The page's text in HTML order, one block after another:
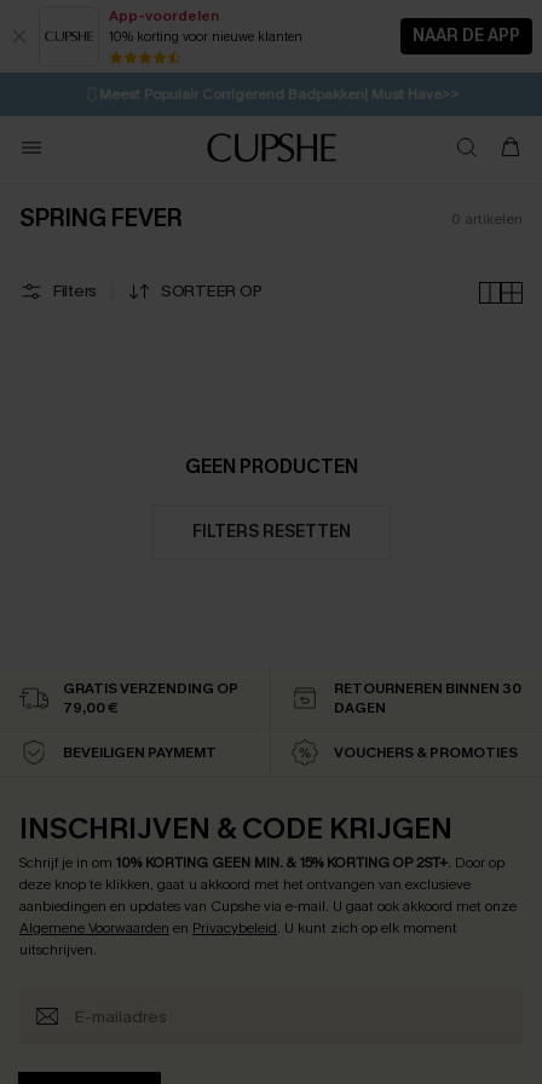
App-voordelen
10% korting voor nieuwe klanten NAAR DE APP
⚡️LAATSTE KANS | Tot 50% korting>>
🩱Meest Populair Corrigerend Badpakken| Must Have>>
💌Abonneer je & ontvang tot 15% korting>>
Koop 3, krijg 15% korting | CODE: SW15
SPRING FEVER 0 artikelen
Filters SORTEER OP
GEEN PRODUCTEN
FILTERS RESETTEN
GRATIS VERZENDING OP
79,00 €
RETOURNEREN BINNEN 30
DAGEN
BEVEILIGEN PAYMEMT VOUCHERS & PROMOTIES
INSCHRIJVEN & CODE KRIJGEN
Schrijf je in om 10% KORTING GEEN MIN. & 15% KORTING OP 2ST+. Door op
deze knop te klikken, gaat u akkoord met het ontvangen van exclusieve
aanbiedingen en updates van Cupshe via e-mail. U gaat ook akkoord met onze
Algemene Voorwaarden en Privacybeleid. U kunt zich op elk moment
uitschrijven.